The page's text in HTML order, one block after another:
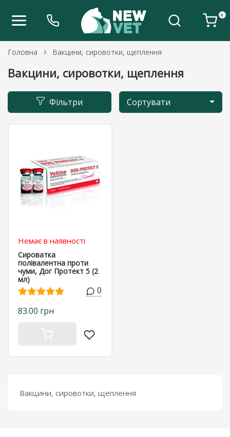
0
Головна Вакцини, сировотки, щеплення
Вакцини, сировотки, щеплення
Фільтри Сортувати
Немає в наявності
Cироватка
полівалентна проти
чуми, Дог Протект 5 (2
мл)
0
83.00 грн
Вакцини, сировотки, щеплення